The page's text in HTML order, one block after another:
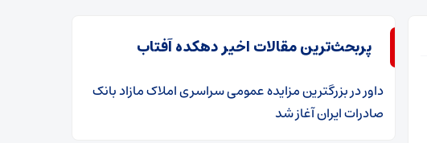
پربحث‌ترین مقالات اخیر دهکده آفتاب
داوردر​بزرگترین مزایده عمومی سراسری املاک مازاد بانک
صادرات ایران آغاز شد